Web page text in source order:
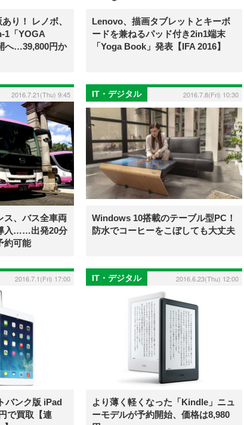
り！ レノボ、
1「YOGA
へ…39,800円か
Lenovo、描画タブレットとキーボ
ードを兼ねるパッド付き2in1端末
「Yoga Book」発表【IFA 2016】
2016.7.21(Thu) 9:45
ス、バス全車両
入……出発20分
約可能
IT・デジタル 2016.7.8(Fri) 10:30
Windows 10搭載のテーブル型PC！
防水でコーヒーをこぼしても大丈夫
2016.7.1(Fri) 17:00
バンク版 iPad
で買取【連
IT・デジタル 2016.6.23(Thu) 12:00
より薄く軽くなった「Kindle」ニュ
ーモデルが予約開始、価格は8,980